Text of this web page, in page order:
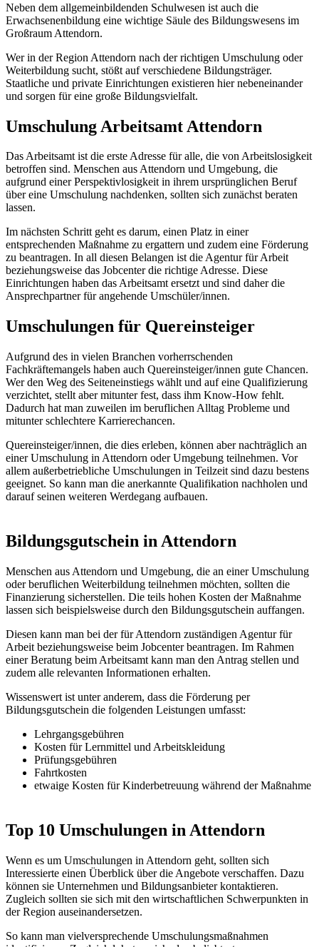
Neben dem allgemeinbildenden Schulwesen ist auch die
Erwachsenenbildung eine wichtige Säule des Bildungswesens im
Großraum Attendorn.
Wer in der Region Attendorn nach der richtigen Umschulung oder
Weiterbildung sucht, stößt auf verschiedene Bildungsträger.
Staatliche und private Einrichtungen existieren hier nebeneinander
und sorgen für eine große Bildungsvielfalt.
Umschulung Arbeitsamt Attendorn
Das Arbeitsamt ist die erste Adresse für alle, die von Arbeitslosigkeit
betroffen sind. Menschen aus Attendorn und Umgebung, die
aufgrund einer Perspektivlosigkeit in ihrem ursprünglichen Beruf
über eine Umschulung nachdenken, sollten sich zunächst beraten
lassen.
Im nächsten Schritt geht es darum, einen Platz in einer
entsprechenden Maßnahme zu ergattern und zudem eine Förderung
zu beantragen. In all diesen Belangen ist die Agentur für Arbeit
beziehungsweise das Jobcenter die richtige Adresse. Diese
Einrichtungen haben das Arbeitsamt ersetzt und sind daher die
Ansprechpartner für angehende Umschüler/innen.
Umschulungen für Quereinsteiger
Aufgrund des in vielen Branchen vorherrschenden
Fachkräftemangels haben auch Quereinsteiger/innen gute Chancen.
Wer den Weg des Seiteneinstiegs wählt und auf eine Qualifizierung
verzichtet, stellt aber mitunter fest, dass ihm Know-How fehlt.
Dadurch hat man zuweilen im beruflichen Alltag Probleme und
mitunter schlechtere Karrierechancen.
Quereinsteiger/innen, die dies erleben, können aber nachträglich an
einer Umschulung in Attendorn oder Umgebung teilnehmen. Vor
allem außerbetriebliche Umschulungen in Teilzeit sind dazu bestens
geeignet. So kann man die anerkannte Qualifikation nachholen und
darauf seinen weiteren Werdegang aufbauen.
Bildungsgutschein in Attendorn
Menschen aus Attendorn und Umgebung, die an einer Umschulung
oder beruflichen Weiterbildung teilnehmen möchten, sollten die
Finanzierung sicherstellen. Die teils hohen Kosten der Maßnahme
lassen sich beispielsweise durch den Bildungsgutschein auffangen.
Diesen kann man bei der für Attendorn zuständigen Agentur für
Arbeit beziehungsweise beim Jobcenter beantragen. Im Rahmen
einer Beratung beim Arbeitsamt kann man den Antrag stellen und
zudem alle relevanten Informationen erhalten.
Wissenswert ist unter anderem, dass die Förderung per
Bildungsgutschein die folgenden Leistungen umfasst:
Lehrgangsgebühren
Kosten für Lernmittel und Arbeitskleidung
Prüfungsgebühren
Fahrtkosten
etwaige Kosten für Kinderbetreuung während der Maßnahme
Top 10 Umschulungen in Attendorn
Wenn es um Umschulungen in Attendorn geht, sollten sich
Interessierte einen Überblick über die Angebote verschaffen. Dazu
können sie Unternehmen und Bildungsanbieter kontaktieren.
Zugleich sollten sie sich mit den wirtschaftlichen Schwerpunkten in
der Region auseinandersetzen.
So kann man vielversprechende Umschulungsmaßnahmen